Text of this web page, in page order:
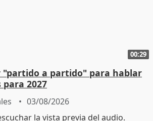
00:29
"partido a partido" para hablar
2027
03/08/2026